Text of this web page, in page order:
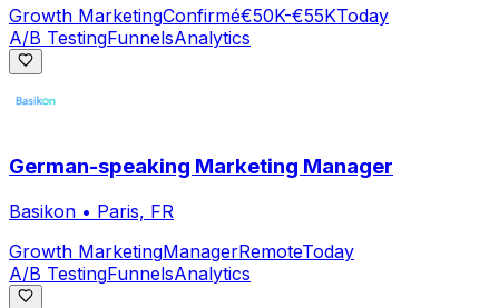
Growth MarketingConfirmé€50K-€55KToday
A/B TestingFunnelsAnalytics
German-speaking Marketing Manager
Basikon • Paris, FR
Growth MarketingManagerRemoteToday
A/B TestingFunnelsAnalytics